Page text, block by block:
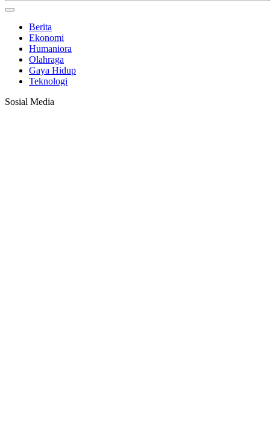
Berita
Ekonomi
Humaniora
Olahraga
Gaya Hidup
Teknologi
Sosial Media